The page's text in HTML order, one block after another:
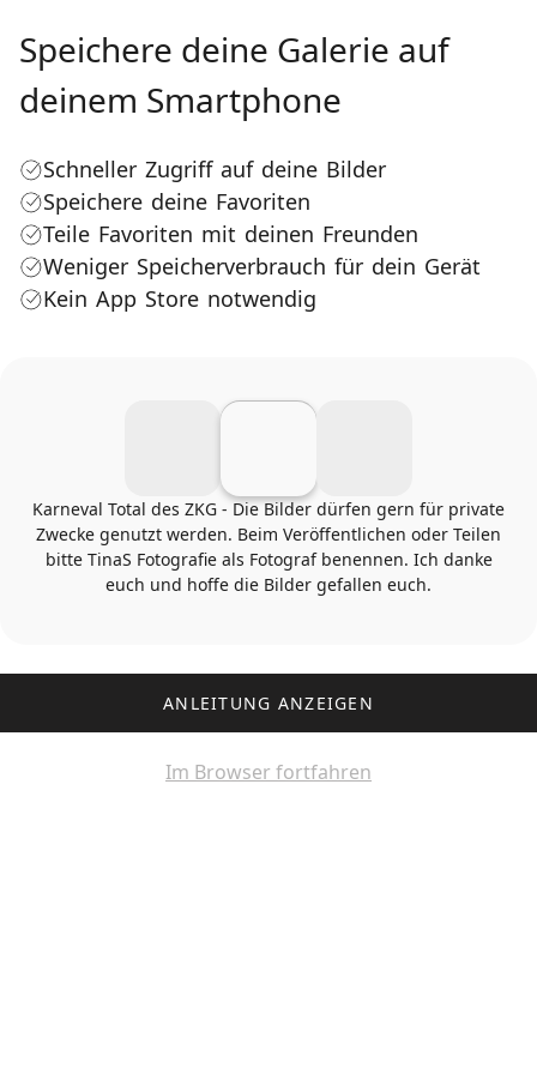
Speichere deine Galerie auf
deinem Smartphone
Schneller Zugriff auf deine Bilder
Speichere deine Favoriten
Teile Favoriten mit deinen Freunden
Weniger Speicherverbrauch für dein Gerät
Kein App Store notwendig
Karneval Total des ZKG - Die Bilder dürfen gern für private
Zwecke genutzt werden. Beim Veröffentlichen oder Teilen
bitte TinaS Fotografie als Fotograf benennen. Ich danke
euch und hoffe die Bilder gefallen euch.
ANLEITUNG ANZEIGEN
Im Browser fortfahren